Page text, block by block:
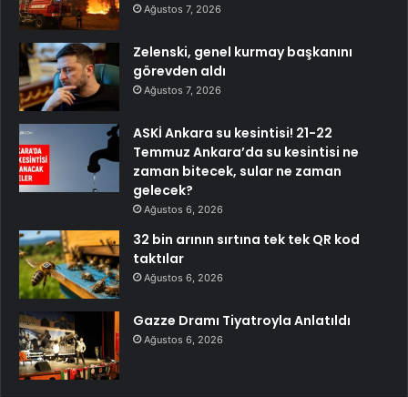
Ağustos 7, 2026
Zelenski, genel kurmay başkanını
görevden aldı
Ağustos 7, 2026
ASKİ Ankara su kesintisi! 21-22
Temmuz Ankara’da su kesintisi ne
zaman bitecek, sular ne zaman
gelecek?
Ağustos 6, 2026
32 bin arının sırtına tek tek QR kod
taktılar
Ağustos 6, 2026
Gazze Dramı Tiyatroyla Anlatıldı
Ağustos 6, 2026